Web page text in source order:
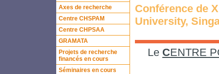
Axes de recherche
Centre CHSPAM
Centre CHPSAA
GRAMATA
Projets de recherche
financés en cours
Séminaires en cours
Conférence de
University,
Le CENTRE